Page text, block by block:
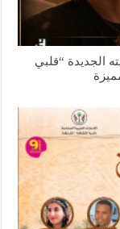
الجديدة “قلبي